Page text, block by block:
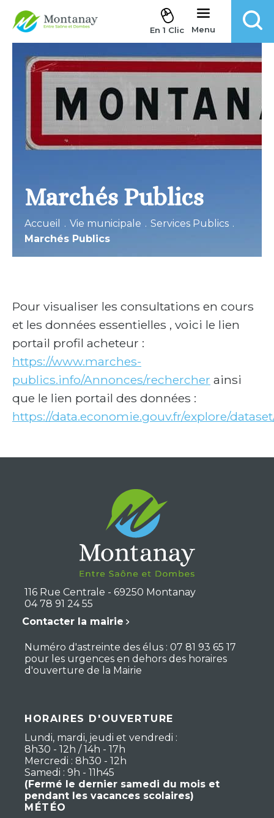
Aller au contenu
En 1 Clic Menu
Marchés Publics
Accueil . Vie municipale . Services Publics .
Marchés Publics
Pour visualiser les consultations en cours
et les données essentielles , voici le lien
portail profil acheteur :
https://www.marches-
publics.info/Annonces/rechercher ainsi
que le lien portail des données :
https://data.economie.gouv.fr/explore/
116 Rue Centrale - 69250 Montanay
04 78 91 24 55
Contacter la mairie
Numéro d'astreinte des élus : 07 81 93 65 17
pour les urgences en dehors des horaires
d'ouverture de la Mairie
HORAIRES D'OUVERTURE
Lundi, mardi, jeudi et vendredi :
8h30 - 12h / 14h - 17h
Mercredi : 8h30 - 12h
Samedi : 9h - 11h45
(Fermé le dernier samedi du mois et
pendant les vacances scolaires)
MÉTÉO